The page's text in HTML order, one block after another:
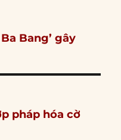
Bang’ gây
pháp hóa cờ